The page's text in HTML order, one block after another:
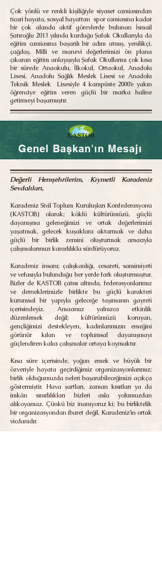
Çok yönlü ve renkli kişiliğiyle siyaset camiasından
ticari hayata, sosyal hayattan spor camiasına kadar
bir çok alanda aktif görevlerde bulunan İsmail
Şatıroğlu 2013 yılında kurduğu Şafak Okullarıyla da
eğitim camiasına başarılı bir adım atmış, yenilikçi,
çağdaş, Milli ve manevi değerlerimizi ön plana
çıkaran eğitim anlayışıyla Şafak Okullarını çok kısa
bir sürede Anaokulu, İlkokul, Ortaokul, Anadolu
Lisesi, Anadolu Sağlık Meslek Lisesi ve Anadolu
Teknik Meslek Lisesiyle 4 kampüste 2000’e yakın
öğrenciye eğitim veren güçlü bir marka haline
getirmeyi başarmıştır.
Genel Başkan'ın Mesajı
Değerli Hemşehrilerim, Kıymetli Karadeniz
Sevdalıları,
Karadeniz Sivil Toplum Kuruluşları Konfederasyonu
(KASTOB) olarak; köklü kültürümüzü, güçlü
dayanışma geleneğimizi ve ortak değerlerimizi
yaşatmak, gelecek kuşaklara aktarmak ve daha
güçlü bir birlik zemini oluşturmak amacıyla
çalışmalarımızı kararlılıkla sürdürüyoruz.
Karadeniz insanı; çalışkanlığı, cesareti, samimiyeti
ve vefasıyla bulunduğu her yerde fark oluşturmuştur.
Bizler de KASTOB çatısı altında, federasyonlarımız
ve derneklerimizle birlikte bu güçlü karakteri
kurumsal bir yapıyla geleceğe taşımanın gayreti
içerisindeyiz. Amacımız yalnızca etkinlik
düzenlemek değil; kültürümüzü koruyan,
gençliğimizi destekleyen, kadınlarımızın emeğini
görünür kılan ve toplumsal dayanışmayı
güçlendiren kalıcı çalışmalar ortaya koymaktır.
Kısa süre içerisinde, yoğun emek ve büyük bir
özveriyle hayata geçirdiğimiz organizasyonlarımız;
birlik olduğumuzda neleri başarabileceğimizi açıkça
göstermiştir. Hava şartları, zaman kısıtları ya da
imkân sınırlılıkları bizleri asla yolumuzdan
alıkoyamaz. Çünkü biz inanıyoruz ki; bu birliktelik
bir organizasyondan ibaret değil, Karadeniz’in ortak
vicdanıdır.